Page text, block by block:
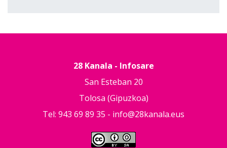
28 Kanala - Infosare
San Esteban 20
Tolosa (Gipuzkoa)
Tel: 943 69 89 35 - info@28kanala.eus